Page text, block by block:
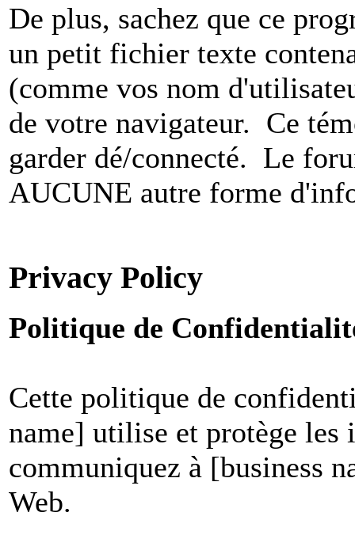
De plus, sachez que ce
un petit fichier texte
(comme vos nom
de votre navigateur. Ce
garder dé/connecté. Le
AUCUNE autre forme
Privacy Policy
Politique de
Cette politique de
name] utilise et protège les
communiquez à [business
Web.